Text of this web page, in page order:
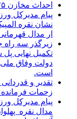
احداث مخازن ۲۵ هزارتنی روغن خام خوراکی در مازندران
پیام مدیرکل
نشان نقره
ار مدال
زیرگذر سه راه
تکمیل نهایی
دولت وفاق
است.
تقدیر و
زحمات فرمانده
پیام مدیرکل
مدال نقره